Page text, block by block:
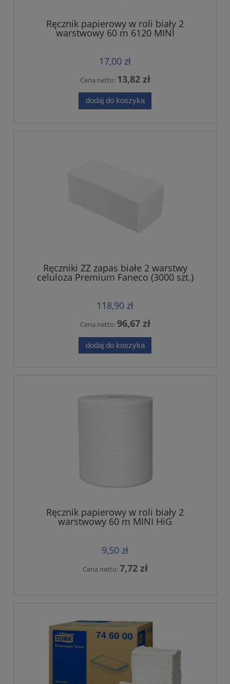
Ręcznik papierowy w roli biały 2
warstwowy 60 m 6120 MINI
17,00 zł
Cena netto: 13,82 zł
dodaj do koszyka
Ręczniki ZZ zapas białe 2 warstwy
celuloza Premium Faneco (3000 szt.)
118,90 zł
Cena netto:96,67 zł
dodaj do koszyka
Ręcznik papierowy w roli biały 2
warstwowy 60 m MINI HiG
9,50 zł
Cena netto:7,72 zł